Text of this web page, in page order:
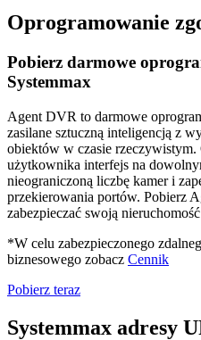
Oprogramowanie
Pobierz darmowe
Systemmax
Agent DVR to darmowe
zasilane sztuczną inteligencją z
obiektów w czasie
użytkownika interfejs na
nieograniczoną liczbę kamer i
przekierowania portów. Pobierz
zabezpieczać swoją nieruchomość
*W celu zabezpieczonego
biznesowego zobacz Cennik
Pobierz teraz
Systemmax adresy